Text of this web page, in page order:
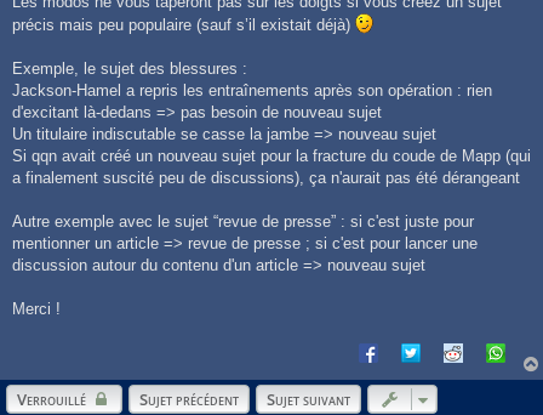
précis mais peu populaire (sauf s’il existait déjà)
Exemple, le sujet des blessures :
Jackson-Hamel a repris les entraînements après son opération : rien
d'excitant là-dedans => pas besoin de nouveau sujet
Un titulaire indiscutable se casse la jambe => nouveau sujet
Si qqn avait créé un nouveau sujet pour la fracture du coude de Mapp (qui
a finalement suscité peu de discussions), ça n'aurait pas été dérangeant
Autre exemple avec le sujet “revue de presse” : si c'est juste pour
mentionner un article => revue de presse ; si c'est pour lancer une
discussion autour du contenu d'un article => nouveau sujet
Merci !
Verrouillé Sujet précédent Sujet suivant